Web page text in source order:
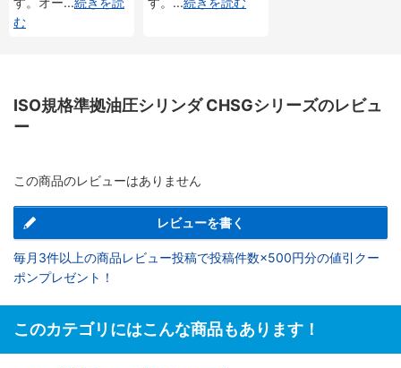
む
ISO規格準拠油圧シリンダ CHSGシリーズのレビュ
ー
この商品のレビューはありません
レビューを書く
毎月3件以上の商品レビュー投稿で投稿件数×500円分の値引クー
ポンプレゼント！
このカテゴリにはこんな商品もあります！